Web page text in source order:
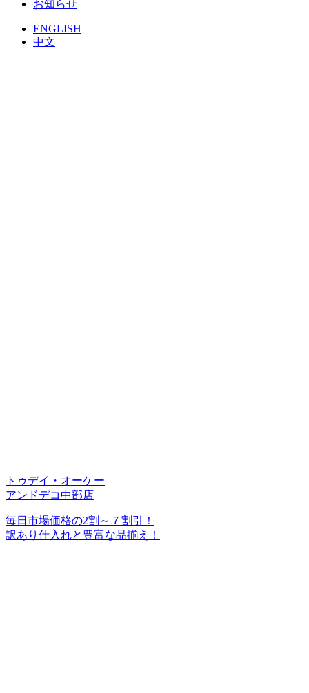
お知らせ
ENGLISH
中文
トゥデイ・オーケー
アンドデコ中部店
毎日市場価格の2割～７割引！
訳あり仕入れと豊富な品揃え！